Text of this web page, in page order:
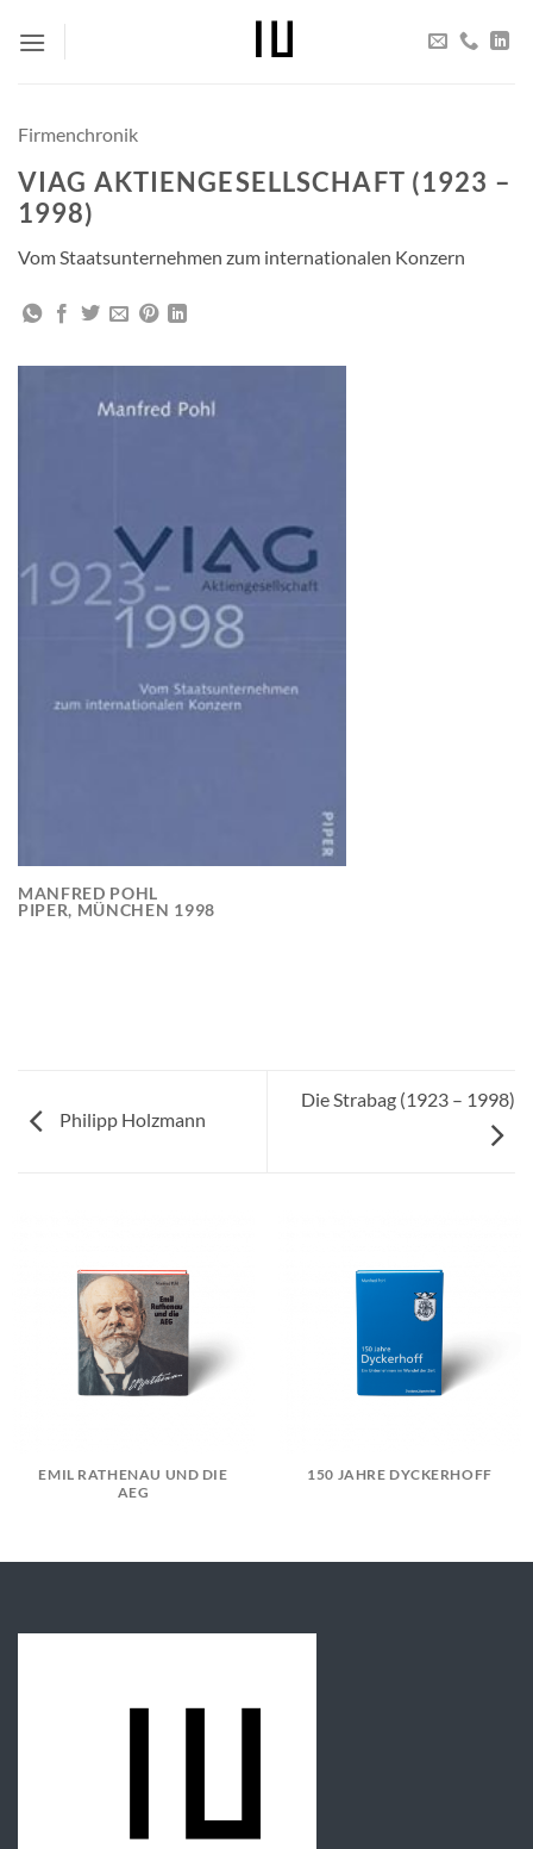
Inhalt
Firmenchronik
VIAG AKTIENGESELLSCHAFT (1923 –
1998)
Vom Staatsunternehmen zum internationalen Konzern
MANFRED POHL
PIPER, MÜNCHEN 1998
Philipp Holzmann
Die Strabag (1923 – 1998)
EMIL RATHENAU UND DIE
AEG
150 JAHRE DYCKERHOFF